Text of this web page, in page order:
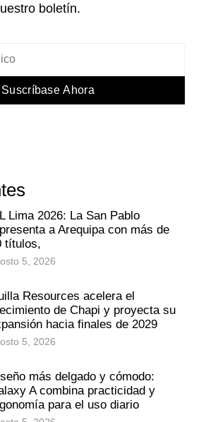
boletín.
Suscríbase Ahora
Lima 2026: La San Pablo
a Arequipa con más de
títulos,
5, 2026
Resources acelera el
de Chapi y proyecta su
hacia finales de 2029
5, 2026
más delgado y cómodo:
A combina practicidad y
para el uso diario